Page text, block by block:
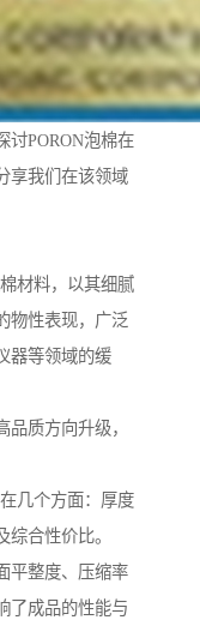
讨PORON泡棉在
享我们在该领域
材料，以其细腻
物性表现，广泛
器等领域的缓
质方向升级，
几个方面：厚度
合性价比。
平整度、压缩率
了成品的性能与